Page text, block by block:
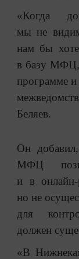
«Когда
мы не
нам бы
в базу МФЦ,
программе
Беляев.
Он
МФЦ
и в онлайн-
но не
для
должен
«В